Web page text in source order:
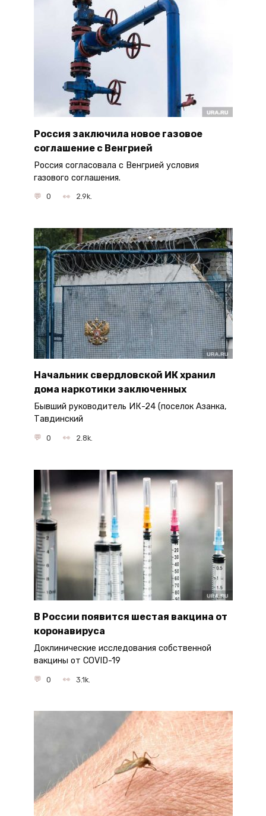
Россия заключила новое газовое
соглашение с Венгрией
Россия согласовала с Венгрией условия
газового соглашения.
0 2.9k.
Начальник свердловской ИК хранил
дома наркотики заключенных
Бывший руководитель ИК-24 (поселок Азанка,
Тавдинский
0 2.8k.
В России появится шестая вакцина от
коронавируса
Доклинические исследования собственной
вакцины от COVID-19
0 3.1k.